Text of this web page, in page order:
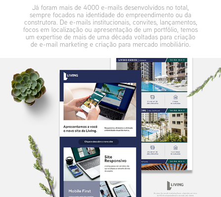
Já foram mais de 4000 e-mails desenvolvidos no total,
sempre focados na identidade do empreendimento ou da
construtora. De e-mails institucionais, convites, lançamentos,
focos em localização ou apresentação de um portfólio, temos
um expertise de mais de uma década voltadas para criação
de e-mail marketing e criação para mercado imobiliário.